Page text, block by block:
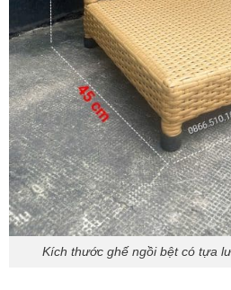
Kích thước ghế ngồi bệt có tựa